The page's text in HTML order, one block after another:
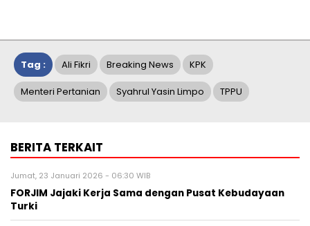
Tag : Ali Fikri Breaking News KPK
Menteri Pertanian Syahrul Yasin Limpo TPPU
BERITA TERKAIT
Jumat, 23 Januari 2026 - 06:30 WIB
FORJIM Jajaki Kerja Sama dengan Pusat Kebudayaan
Turki